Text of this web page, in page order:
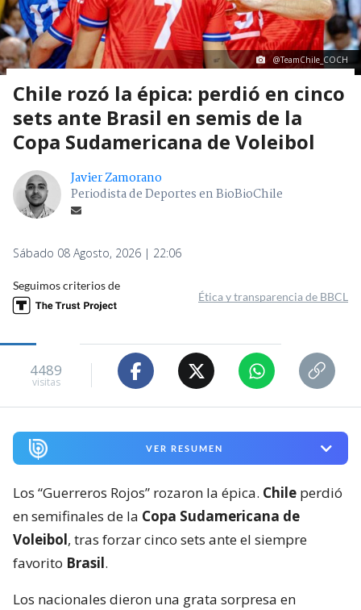
@TeamChile_COCH
Chile rozó la épica: perdió en cinco
sets ante Brasil en semis de la
Copa Sudamericana de Voleibol
Javier Zamorano
Periodista de Deportes en BioBioChile
Sábado 08 Agosto, 2026 | 22:06
Seguimos criterios de
Ética y transparencia de BBCL
4489
visitas
VER RESUMEN
Los “Guerreros Rojos” rozaron la épica. Chile perdió
en semifinales de la Copa Sudamericana de
Voleibol, tras forzar cinco sets ante el siempre
favorito Brasil.
Los nacionales dieron una grata sorpresa en